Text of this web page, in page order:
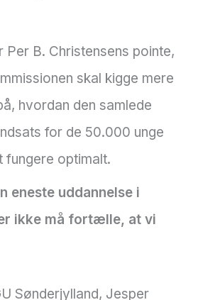
Per B. Christensens pointe,
skal kigge mere
hvordan den samlede
for de 50.000 unge
fungere optimalt.
eneste uddannelse i
ikke må fortælle, at vi
Sønderjylland, Jesper